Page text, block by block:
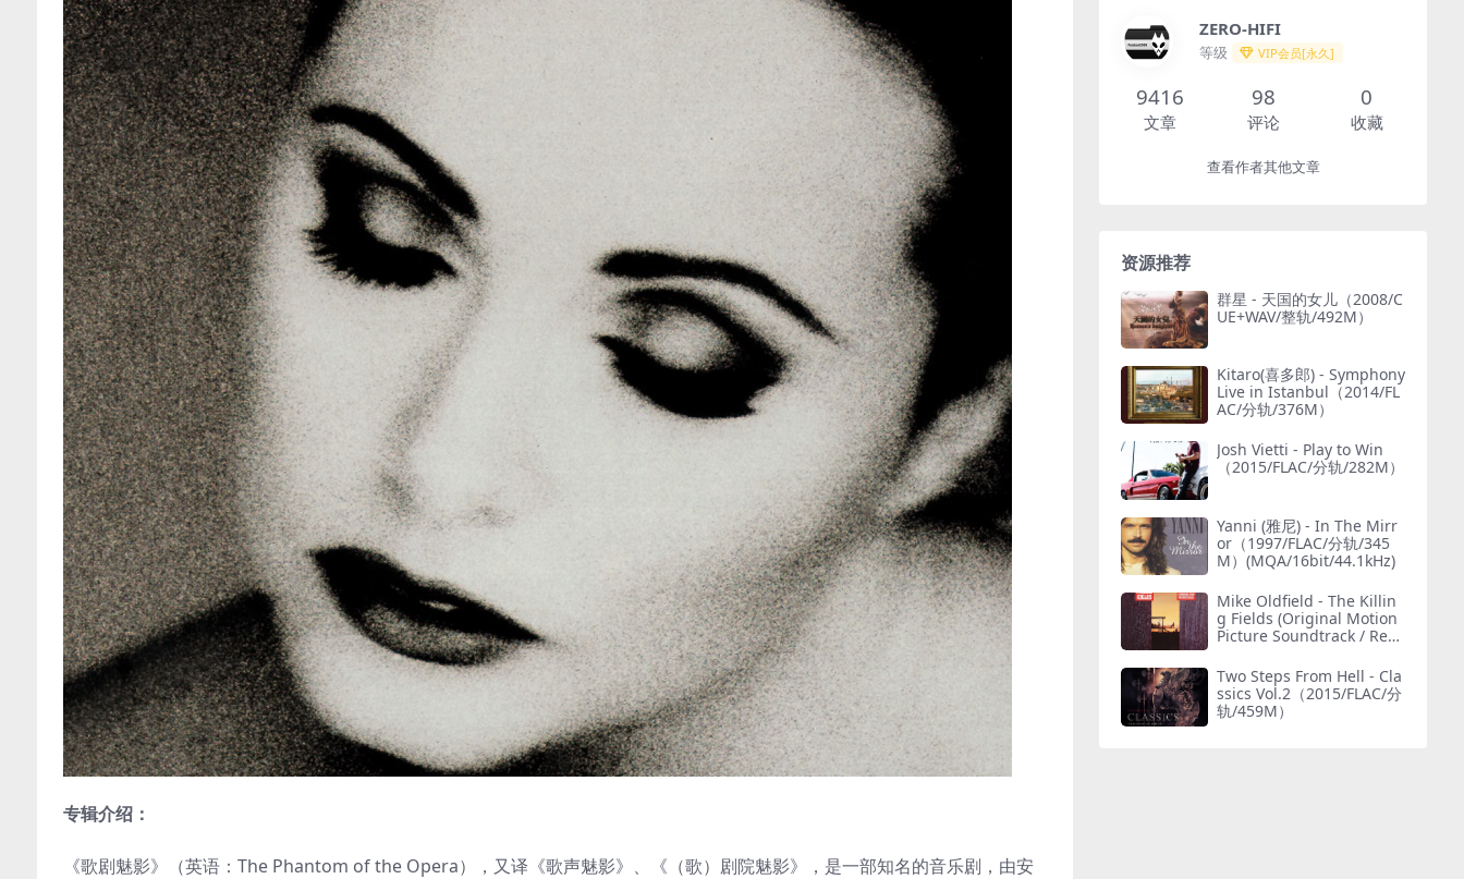
专辑介绍：
《歌剧魅影》（英语：The Phantom of the Opera），又译《歌声魅影》、《（歌）剧院魅影》，是一部知名的音乐剧，由安
ZERO-HIFI
等级 VIP会员[永久]
9416
文章
98
评论
0
收藏
查看作者其他文章
资源推荐
群星 - 天国的女儿（2008/C
UE+WAV/整轨/492M）
Kitaro(喜多郎) - Symphony
Live in Istanbul（2014/FL
AC/分轨/376M）
Josh Vietti - Play to Win
（2015/FLAC/分轨/282M）
Yanni (雅尼) - In The Mirr
or（1997/FLAC/分轨/345
M）(MQA/16bit/44.1kHz)
Mike Oldfield - The Killin
g Fields (Original Motion
Picture Soundtrack / Rem
C/分轨/232M）
Two Steps From Hell - Cla
ssics Vol.2（2015/FLAC/分
轨/459M）